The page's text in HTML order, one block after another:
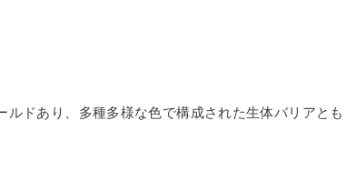
ドあり、多種多様な色で構成された生体バリアとも